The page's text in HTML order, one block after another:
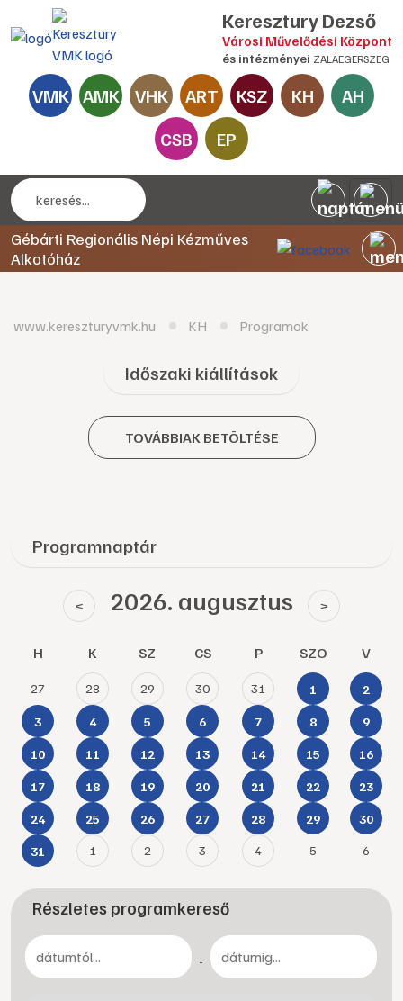
Keresztury Dezső
Városi Művelődési Központ
és intézményei ZALAEGERSZEG
VMK AMK VHK ART KSZ KH
AH
CSB
EP
Gébárti Regionális Népi Kézműves
Alkotóház
www.kereszturyvmk.hu KH Programok
Időszaki kiállítások
TOVÁBBIAK BETÖLTÉSE
Programnaptár
< 2026. augusztus >
H K SZ CS P SZO V
27 28 29 30 31 1 2
3 4 5 6 7 8 9
10 11 12 13 14 15 16
17 18 19 20 21 22 23
24 25 26 27 28 29 30
31 1 2 3 4 5 6
Részletes programkereső
-